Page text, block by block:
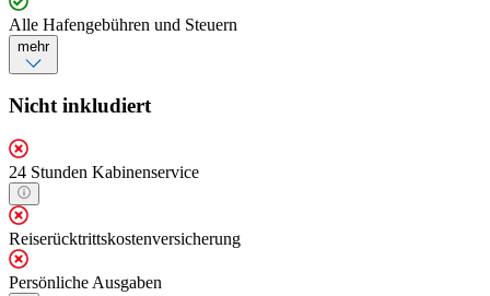
Alle Hafengebühren und Steuern
mehr
Nicht inkludiert
24 Stunden Kabinenservice
Reiserücktrittskostenversicherung
Persönliche Ausgaben